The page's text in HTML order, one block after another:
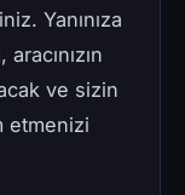
Yanınıza
ve sizin
etmenizi